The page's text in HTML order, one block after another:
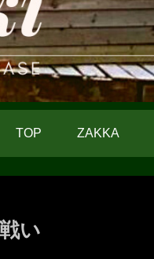
TOP ZAKKA
い